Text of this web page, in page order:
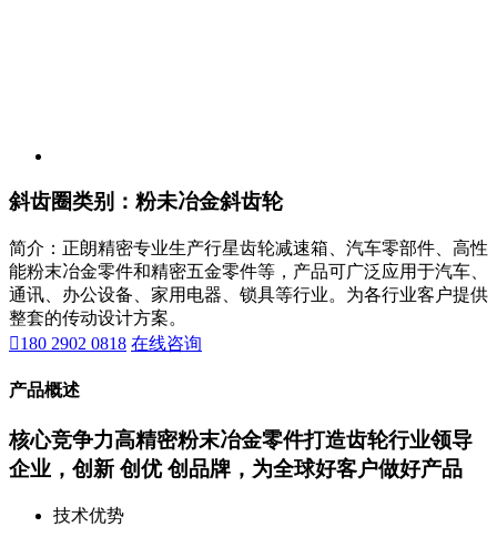
斜齿圈类别：粉未冶金斜齿轮
简介：正朗精密专业生产行星齿轮减速箱、汽车零部件、高性
能粉末冶金零件和精密五金零件等，产品可广泛应用于汽车、
通讯、办公设备、家用电器、锁具等行业。为各行业客户提供
整套的传动设计方案。
180 2902 0818 在线咨询
产品概述
核心竞争力高精密粉末冶金零件打造齿轮行业领导
企业，创新 创优 创品牌，为全球好客户做好产品
技术优势